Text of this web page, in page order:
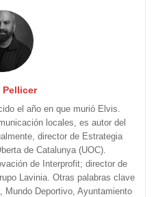
Pellicer
el año en que murió Elvis.
locales, es autor del
director de Estrategia
de Catalunya (UOC).
de Interprofit; director de
Lavinia. Otras palabras clave
Deportivo, Ayuntamiento